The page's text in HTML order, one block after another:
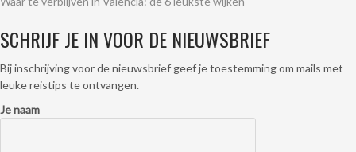
SCHRIJF JE IN VOOR DE NIEUWSBRIEF
Bij inschrijving voor de nieuwsbrief geef je toestemming om mails met
leuke reistips te ontvangen.
Je naam